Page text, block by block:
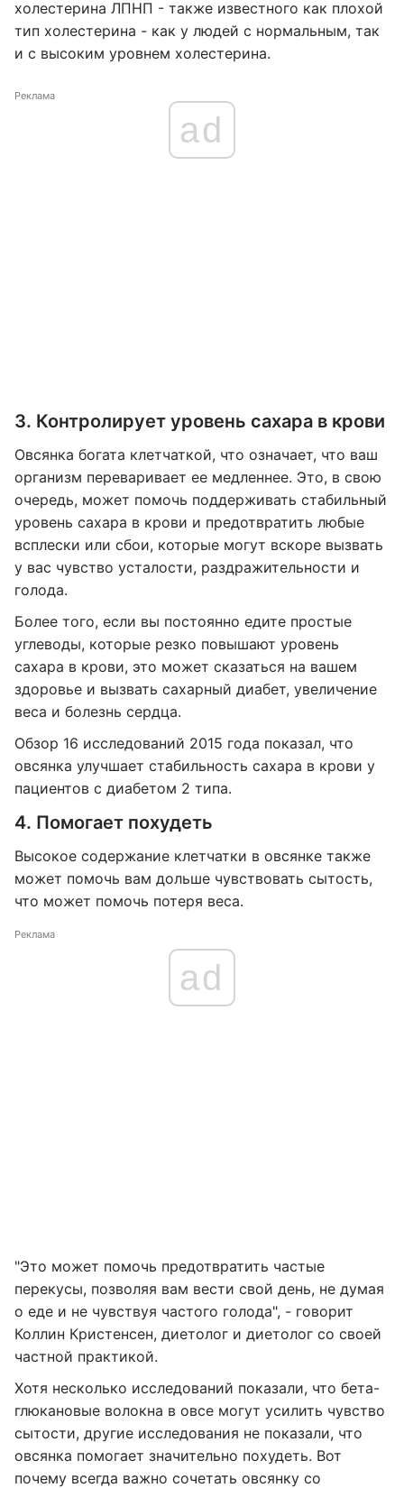
холестерина ЛПНП - также известного как плохой
тип холестерина - как у людей с нормальным, так
и с высоким уровнем холестерина.
Реклама
ad
3. Контролирует уровень сахара в крови
Овсянка богата клетчаткой, что означает, что ваш
организм переваривает ее медленнее. Это, в свою
очередь, может помочь поддерживать стабильный
уровень сахара в крови и предотвратить любые
всплески или сбои, которые могут вскоре вызвать
у вас чувство усталости, раздражительности и
голода.
Более того, если вы постоянно едите простые
углеводы, которые резко повышают уровень
сахара в крови, это может сказаться на вашем
здоровье и вызвать сахарный диабет, увеличение
веса и болезнь сердца.
Обзор 16 исследований 2015 года показал, что
овсянка улучшает стабильность сахара в крови у
пациентов с диабетом 2 типа.
4. Помогает похудеть
Высокое содержание клетчатки в овсянке также
может помочь вам дольше чувствовать сытость,
что может помочь потеря веса.
Реклама
ad
"Это может помочь предотвратить частые
перекусы, позволяя вам вести свой день, не думая
о еде и не чувствуя частого голода", - говорит
Коллин Кристенсен, диетолог и диетолог со своей
частной практикой.
Хотя несколько исследований показали, что бета-
глюкановые волокна в овсе могут усилить чувство
сытости, другие исследования не показали, что
овсянка помогает значительно похудеть. Вот
почему всегда важно сочетать овсянку со